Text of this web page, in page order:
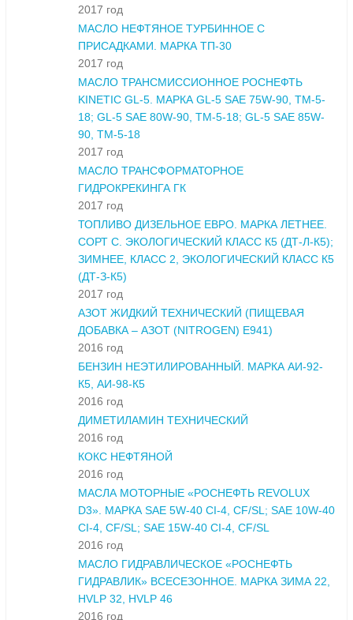
2017 год
МАСЛО НЕФТЯНОЕ ТУРБИННОЕ С
ПРИСАДКАМИ. МАРКА ТП-30
2017 год
МАСЛО ТРАНСМИССИОННОЕ РОСНЕФТЬ
KINETIC GL-5. МАРКА GL-5 SAE 75W-90, ТМ-5-
18; GL-5 SAE 80W-90, ТМ-5-18; GL-5 SAE 85W-
90, ТМ-5-18
2017 год
МАСЛО ТРАНСФОРМАТОРНОЕ
ГИДРОКРЕКИНГА ГК
2017 год
ТОПЛИВО ДИЗЕЛЬНОЕ ЕВРО. МАРКА ЛЕТНЕЕ.
СОРТ С. ЭКОЛОГИЧЕСКИЙ КЛАСС К5 (ДТ-Л-К5);
ЗИМНЕЕ, КЛАСС 2, ЭКОЛОГИЧЕСКИЙ КЛАСС К5
(ДТ-З-К5)
2017 год
АЗОТ ЖИДКИЙ ТЕХНИЧЕСКИЙ (ПИЩЕВАЯ
ДОБАВКА – АЗОТ (NITROGEN) E941)
2016 год
БЕНЗИН НЕЭТИЛИРОВАННЫЙ. МАРКА АИ-92-
К5, АИ-98-К5
2016 год
ДИМЕТИЛАМИН ТЕХНИЧЕСКИЙ
2016 год
КОКС НЕФТЯНОЙ
2016 год
МАСЛА МОТОРНЫЕ «РОСНЕФТЬ REVOLUX
D3». МАРКА SAE 5W-40 CI-4, CF/SL; SAE 10W-40
CI-4, CF/SL; SAE 15W-40 CI-4, CF/SL
2016 год
МАСЛО ГИДРАВЛИЧЕСКОЕ «РОСНЕФТЬ
ГИДРАВЛИК» ВСЕСЕЗОННОЕ. МАРКА ЗИМА 22,
HVLP 32, HVLP 46
2016 год